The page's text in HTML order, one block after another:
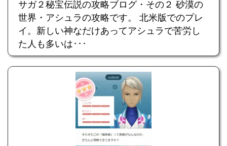
サガ２秘宝伝説の攻略ブログ・その２ 砂漠の
世界・アシュラの攻略です。 北米版でのプレ
イ。新しい神なだけあってアシュラで苦労し
た人も多いは･･･